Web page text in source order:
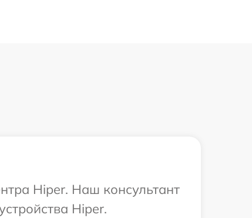
Hiper. Наш консультант
Hiper.